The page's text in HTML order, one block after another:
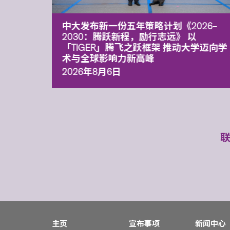
中大发布新一份五年策略计划《2026‒
2030：腾跃新程，励行志远》 以
「TIGER」腾飞之跃框架 推动大学迈向学
术与全球影响力新高峰
2026年8月6日
主页 宣布事项 新闻中心